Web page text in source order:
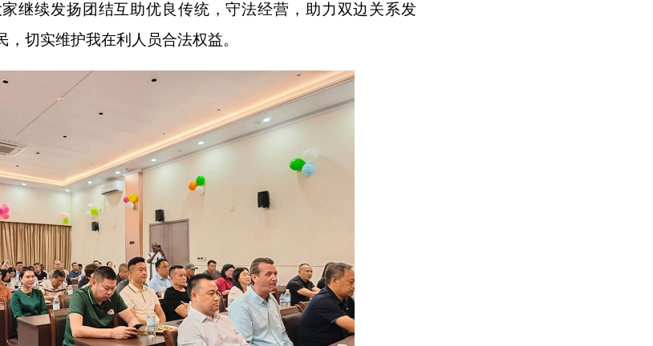
继续发扬团结互助优良传统，守法经营，助力双边关系发
切实维护我在利人员合法权益。